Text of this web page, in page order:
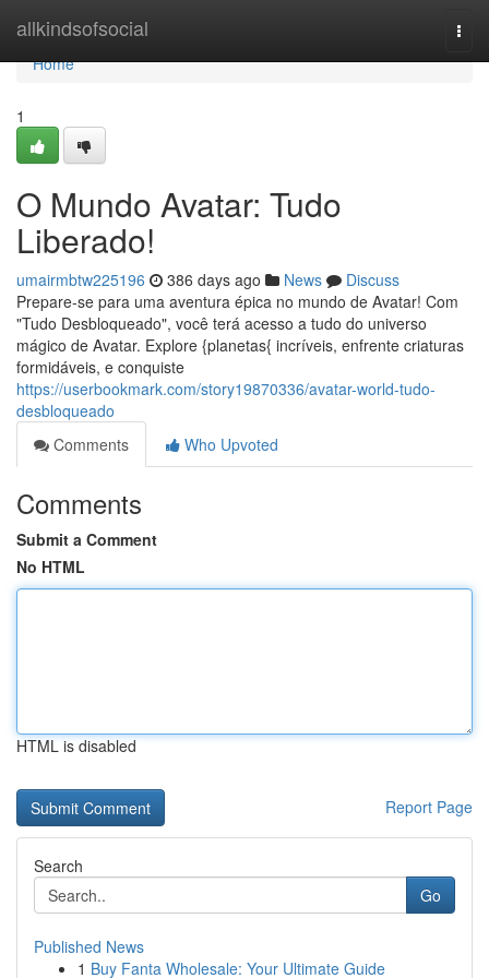
allkindsofsocial
Home
Home
1
O Mundo Avatar: Tudo
Liberado!
umairmbtw225196 386 days ago News
Discuss
Prepare-se para uma aventura épica no mundo de Avatar! Com
"Tudo Desbloqueado", você terá acesso a tudo do universo
mágico de Avatar. Explore {planetas{ incríveis, enfrente criaturas
formidáveis, e conquiste
https://userbookmark.com/story19870336/avatar-world-tudo-
desbloqueado
Comments
Who Upvoted
Comments
Submit a Comment
No HTML
HTML is disabled
Report Page
Search
Go
Published News
1 Buy Fanta Wholesale: Your Ultimate Guide